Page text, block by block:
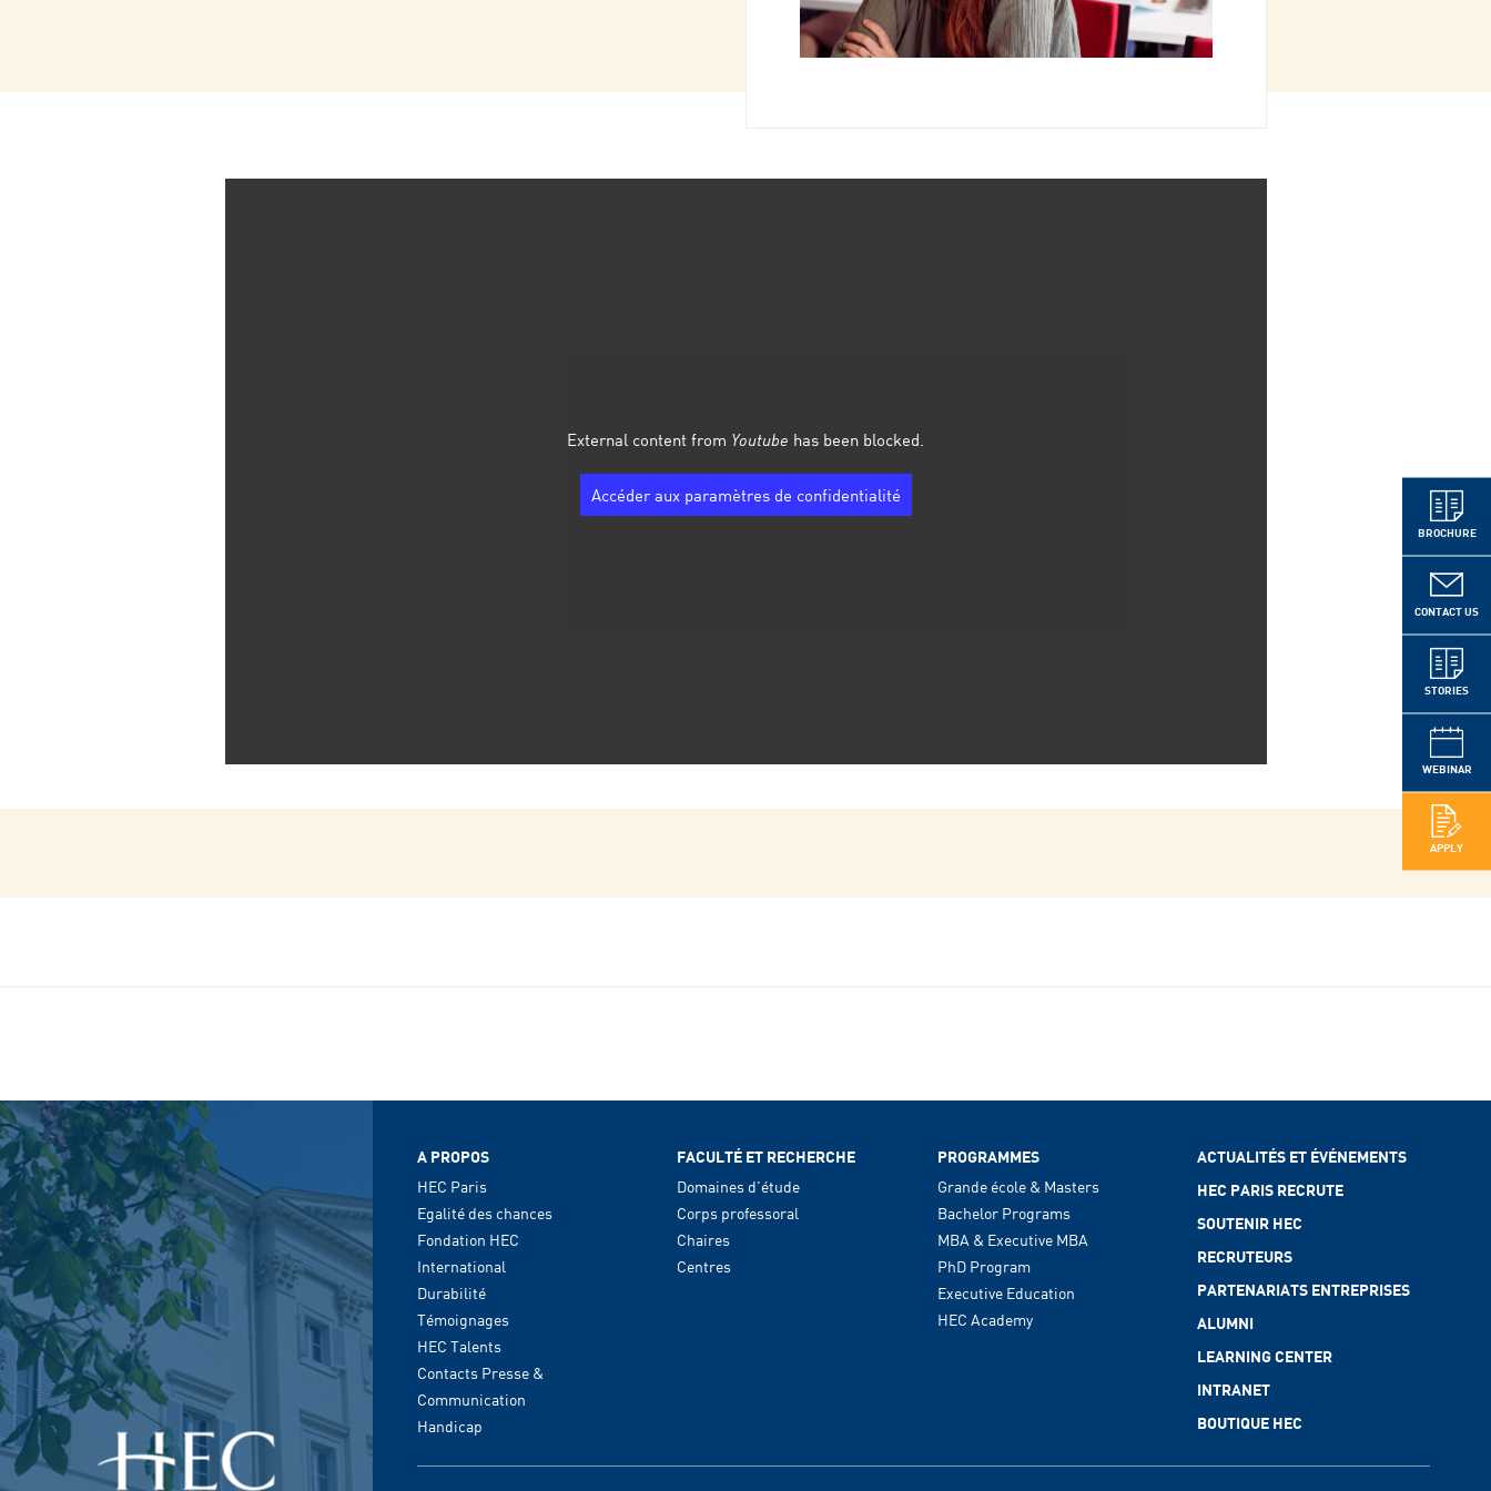
BROCHURE
CONTACT US
STORIES
WEBINAR
APPLY
External content from Youtube has been blocked.
Accéder aux paramètres de confidentialité
A PROPOS
HEC Paris
Egalité des chances
Fondation HEC
International
Durabilité
Témoignages
HEC Talents
Contacts Presse &
Communication
Handicap
FACULTÉ ET RECHERCHE
Domaines d'étude
Corps professoral
Chaires
Centres
PROGRAMMES
Grande école & Masters
Bachelor Programs
MBA & Executive MBA
PhD Program
Executive Education
HEC Academy
ACTUALITÉS ET ÉVÉNEMENTS
HEC PARIS RECRUTE
SOUTENIR HEC
RECRUTEURS
PARTENARIATS ENTREPRISES
ALUMNI
LEARNING CENTER
INTRANET
BOUTIQUE HEC